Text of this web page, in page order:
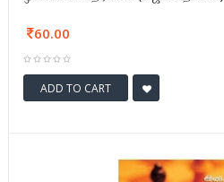
60.00
ADD TO CART